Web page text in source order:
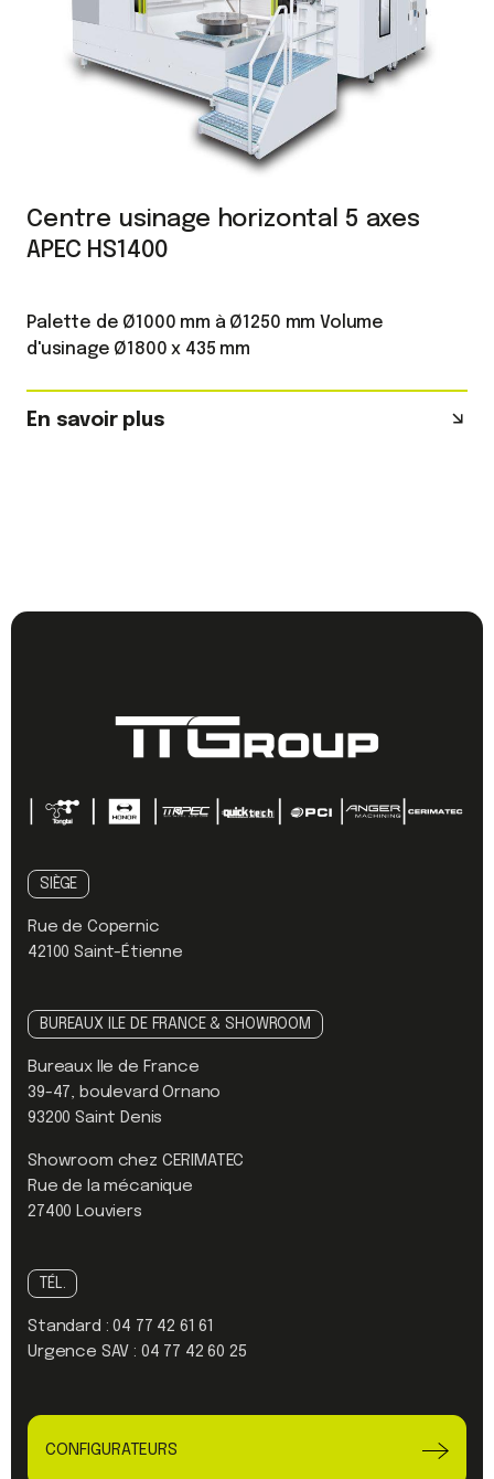
Centre usinage horizontal 5 axes
APEC HS1400
Palette de Ø1000 mm à Ø1250 mm Volume
d'usinage Ø1800 x 435 mm
En savoir plus
SIÈGE
Rue de Copernic
42100 Saint-Étienne
BUREAUX ILE DE FRANCE & SHOWROOM
Bureaux Ile de France
39-47, boulevard Ornano
93200 Saint Denis
Showroom chez CERIMATEC
Rue de la mécanique
27400 Louviers
TÉL.
Standard : 04 77 42 61 61
Urgence SAV : 04 77 42 60 25
CONFIGURATEURS